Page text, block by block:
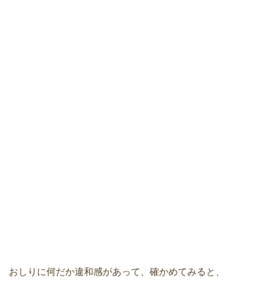
おしりに何だか違和感があって、確かめてみると、